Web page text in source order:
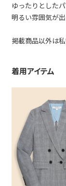
ゆったりとした
明るい雰囲気が出
掲載商品以外は私
着用アイテム